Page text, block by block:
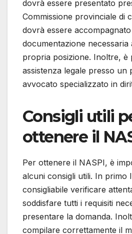
dovrà essere presentato
Commissione provinciale di
dovrà essere
documentazione
propria posizione. Inoltre, è
assistenza legale presso un
avvocato specializzato in
Consigli utili
ottenere il
Per ottenere il NASPI, è
alcuni consigli utili. In primo
consigliabile verificare
soddisfare tutti i requisiti
presentare la domanda.
compilare correttamente il